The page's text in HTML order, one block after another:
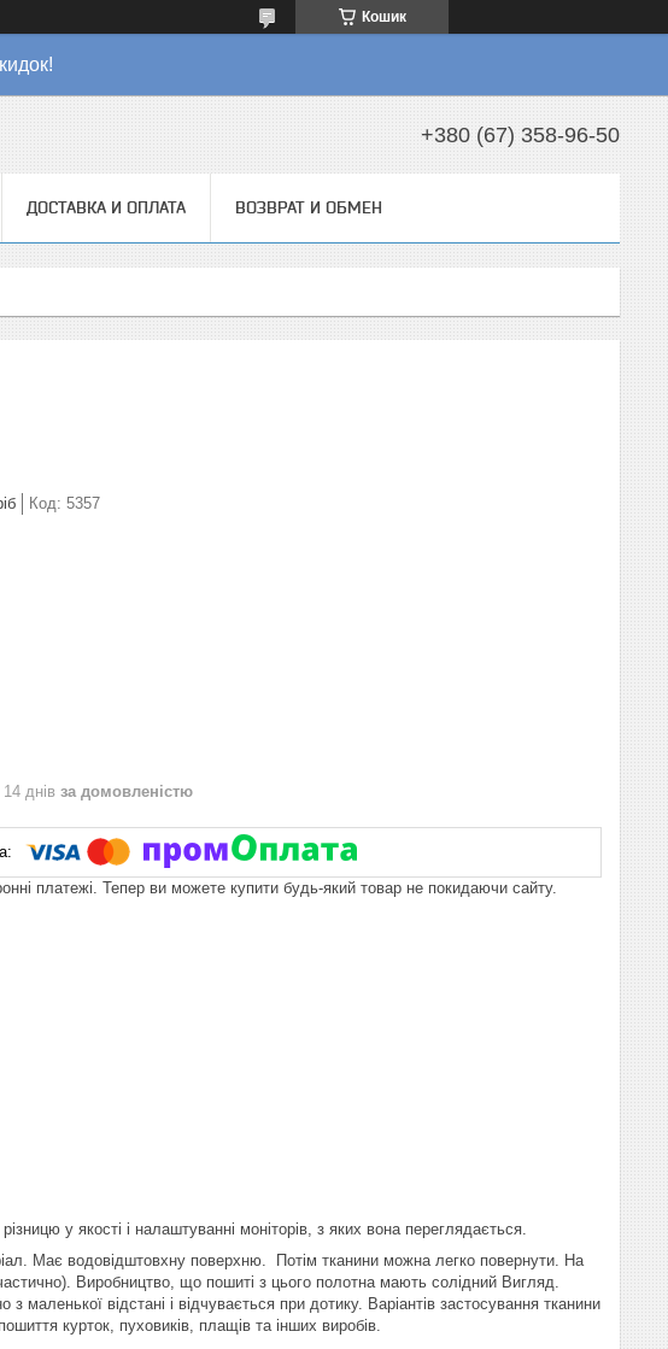
Кошик
+380 (67) 358-96-50
ДОСТАВКА И ОПЛАТА ВОЗВРАТ И ОБМЕН
Код: 5357
днів за домовленістю
платежі. Тепер ви можете купити будь-який товар не покидаючи сайту.
у якості і налаштуванні моніторів, з яких вона переглядається.
Має водовідштовхну поверхню. Потім тканини можна легко повернути. На
Виробництво, що пошиті з цього полотна мають солідний Вигляд.
відстані і відчувається при дотику. Варіантів застосування тканини
курток, пуховиків, плащів та інших виробів.